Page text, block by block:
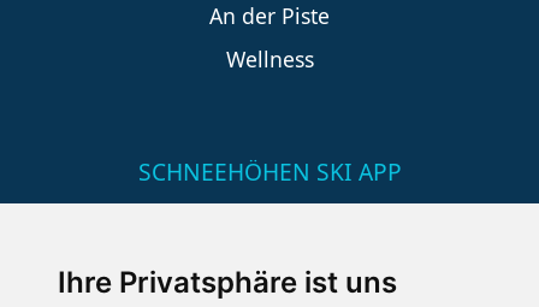
Ihre Privatsphäre ist uns
An der Piste
Wellness
SCHNEEHÖHEN SKI APP